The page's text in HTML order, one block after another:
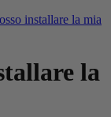
installare la mia
la